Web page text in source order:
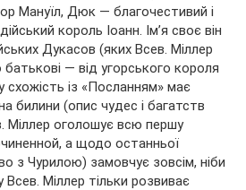
Мануїл, Дюк — благочестивий і
король Іоанн. Ім’я своє він
Дукасов (яких Всев. Міллер
— від угорського короля
із «Посланням» має
билини (опис чудес і багатств
Міллер оголошує всю першу
а щодо останньої
з Чурилою) замовчує зовсім, ніби
Всев. Міллер тільки розвиває